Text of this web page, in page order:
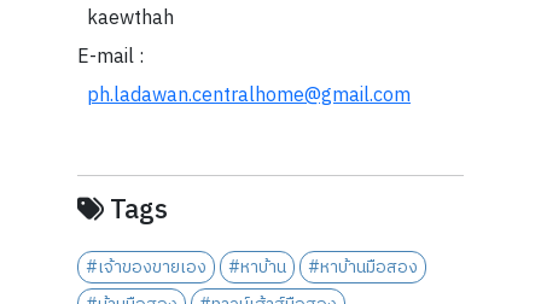
kaewthah
E-mail :
ph.ladawan.centralhome@gmail.com
Tags
#เจ้าของขายเอง #หาบ้าน
#หาบ้านมือสอง